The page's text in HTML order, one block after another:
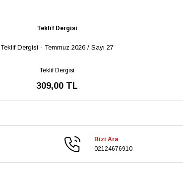
Teklif Dergisi
Teklif Dergisi - Temmuz 2026 / Sayı 27
Teklif Dergisi
309,00 TL
Bizi Ara
02124676910